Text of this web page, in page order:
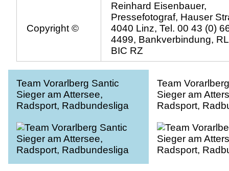
Copyright ©
Reinhard Eisenbauer,
Pressefotograf, Hauser
4040 Linz, Tel. 00 43 (0)
4499, Bankverbindung,
BIC RZ
Team Vorarlberg Santic
Sieger am Attersee,
Radsport, Radbundesliga
Team
Sieger am
Radsport,